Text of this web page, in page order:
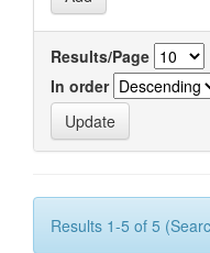
Results/Page
In order
Results 1-5 of 5